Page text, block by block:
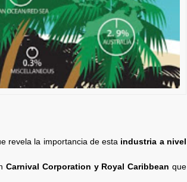
revela la importancia de esta industria a nivel
Carnival Corporation y Royal Caribbean que